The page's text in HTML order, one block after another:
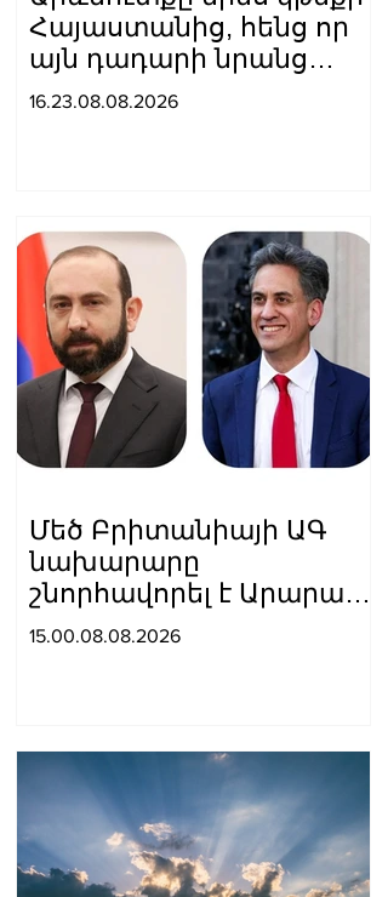
Հայաստանից, հենց որ
այն դադարի նրանց
համար
16.23.08.08.2026
Մեծ Բրիտանիայի ԱԳ
նախարարը
շնորհավորել է Արարատ
Միրզոյանին
15.00.08.08.2026